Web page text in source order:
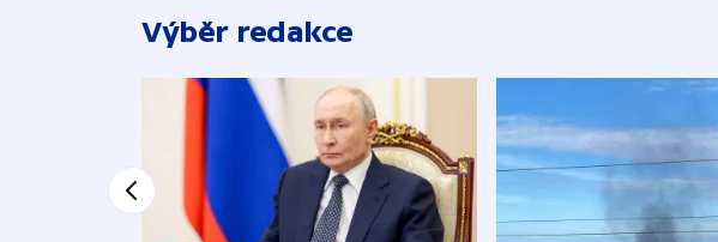
Výběr redakce